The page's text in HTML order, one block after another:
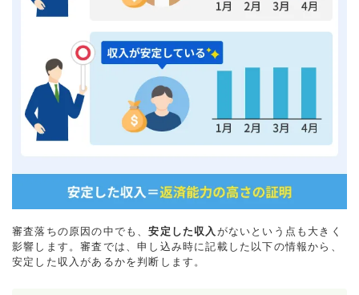
審査落ちの原因の中でも、安定した収入 がないという点も大きく
影響します。審査では、申し込み時に記載した以下の情報から、
安定した収入があるかを判断します。